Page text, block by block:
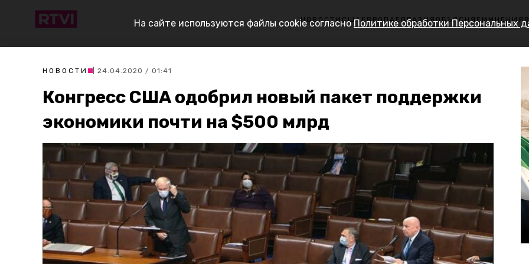
НОВОСТИ США ЕВРОПА ЕВРАЗИЯ ОБЪЯСНЯЕМ МНЕНИЯ
НОВОСТИ | 24.04.2020 / 01:41
Конгресс США одобрил новый пакет поддержки
экономики почти на $500 млрд
На сайте используются файлы cookie согласноПолитике обработки Персональных